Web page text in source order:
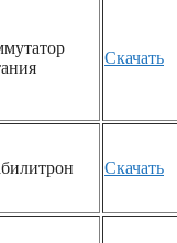
Скачать
Скачать